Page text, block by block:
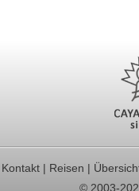
Kontakt| Reisen |
© 2003-